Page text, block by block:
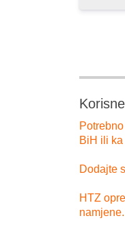
BiH ili
Dodajte
HTZ
namjene.